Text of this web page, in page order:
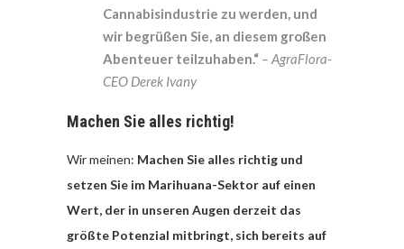
Cannabisindustrie zu werden, und
wir begrüßen Sie, an diesem großen
Abenteuer teilzuhaben.“ – AgraFlora-
CEO Derek Ivany
Machen Sie alles richtig!
Wir meinen: Machen Sie alles richtig und
setzen Sie im Marihuana-Sektor auf einen
Wert, der in unseren Augen derzeit das
größte Potenzial mitbringt, sich bereits auf